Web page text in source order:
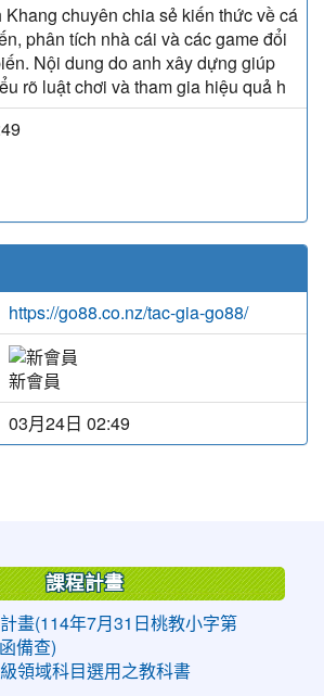
Khang chuyên chia sẻ kiến thức về cá
phân tích nhà cái và các game đổi
Nội dung do anh xây dựng giúp
rõ luật chơi và tham gia hiệu quả h
https://go88.co.nz/tac-gia-go88/
新會員
03月24日 02:49
課程計畫
畫(114年7月31日桃教小字第
備查)
領域科目選用之教科書